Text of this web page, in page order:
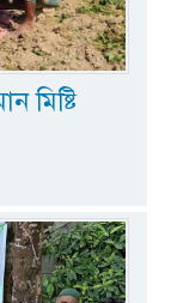
মিষ্টি